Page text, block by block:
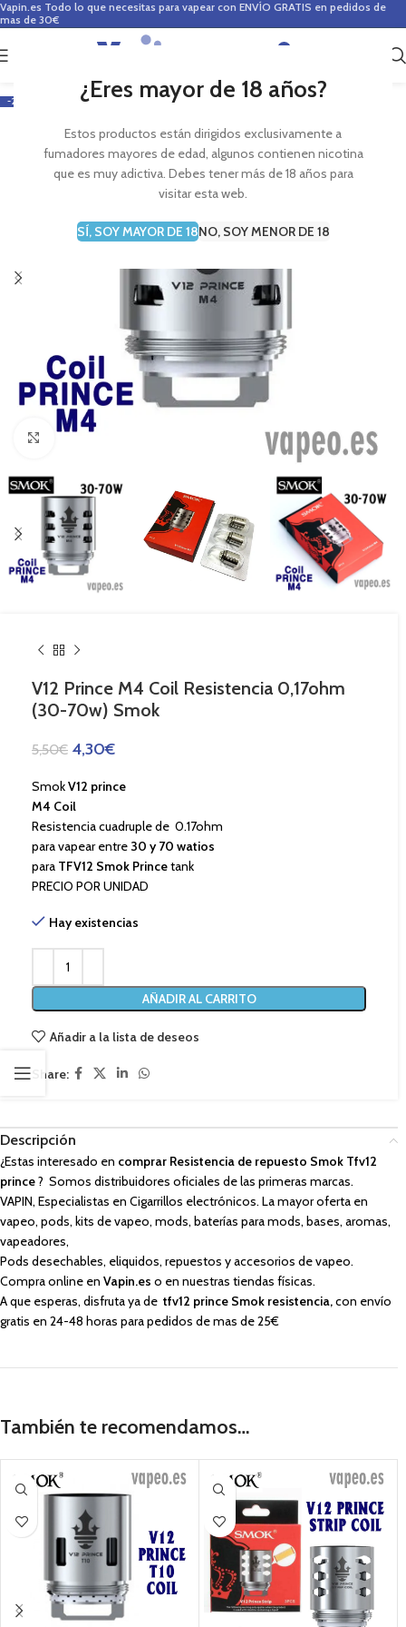
¿Eres mayor de 18 años?
Estos productos están dirigidos exclusivamente a
fumadores mayores de edad, algunos contienen nicotina
que es muy adictiva. Debes tener más de 18 años para
visitar esta web.
SÍ, SOY MAYOR DE 18NO, SOY MENOR DE 18
Vapin.es Todo lo que necesitas para vapear con ENVÍO GRATIS en pedidos de
mas de 30€
0
-22%
V12 Prince M4 Coil Resistencia 0,17ohm
(30-70w) Smok
5,50€ 4,30€
SmokV12 prince
M4 Coil
Resistencia cuadruple de 0.17ohm
para vapear entre 30 y 70 watios
para TFV12 Smok Princetank
PRECIO POR UNIDAD
Hay existencias
AÑADIR AL CARRITO
Añadir a la lista de deseos
Share:
Descripción
¿Estas interesado en comprar Resistencia de repuesto Smok Tfv12
prince? Somos distribuidores oficiales de las primeras marcas.
VAPIN, Especialistas en Cigarrillos electrónicos. La mayor oferta en
vapeo, pods, kits de vapeo, mods, baterías para mods, bases, aromas,
vapeadores,
Pods desechables, eliquidos, repuestos y accesorios de vapeo.
Compra online en Vapin.es o en nuestras tiendas físicas.
A que esperas, disfruta ya de tfv12 prince Smok resistencia,con envío
gratis en 24-48 horas para pedidos de mas de 25€
También te recomendamos…